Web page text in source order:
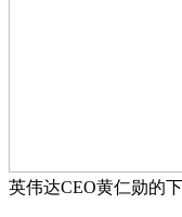
英伟达CEO黄仁勋的